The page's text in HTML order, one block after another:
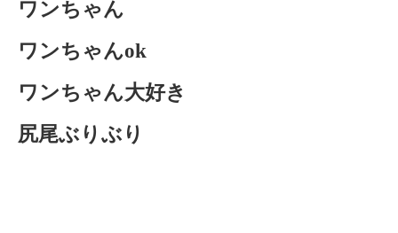
ワンちゃん
ワンちゃんok
ワンちゃん大好き
尻尾ぶりぶり